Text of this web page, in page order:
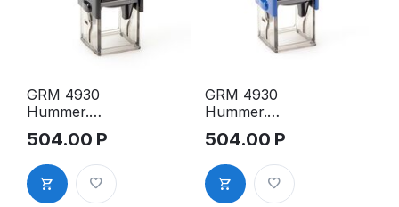
GRM 4930
Hummer.
Оснастка
для печати,
31х31 мм,
корпус
чёрный
504.00 Р
GRM 4930
Hummer.
Оснастка
для печати,
31х31 мм,
корпус
синий
504.00 Р